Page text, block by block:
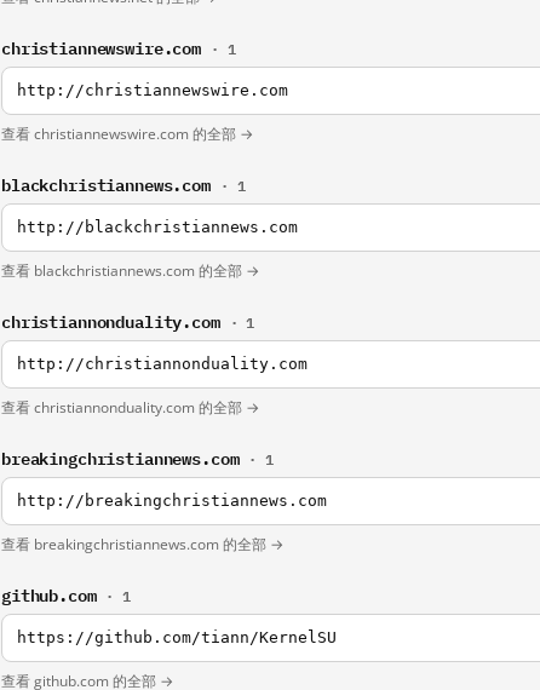
christiannewswire.com · 1
http://christiannewswire.com
查看 christiannewswire.com 的全部 →
blackchristiannews.com · 1
http://blackchristiannews.com
查看 blackchristiannews.com 的全部 →
christiannonduality.com · 1
http://christiannonduality.com
查看 christiannonduality.com 的全部 →
breakingchristiannews.com · 1
http://breakingchristiannews.com
查看 breakingchristiannews.com 的全部 →
github.com · 1
https://github.com/tiann/KernelSU
查看 github.com 的全部 →